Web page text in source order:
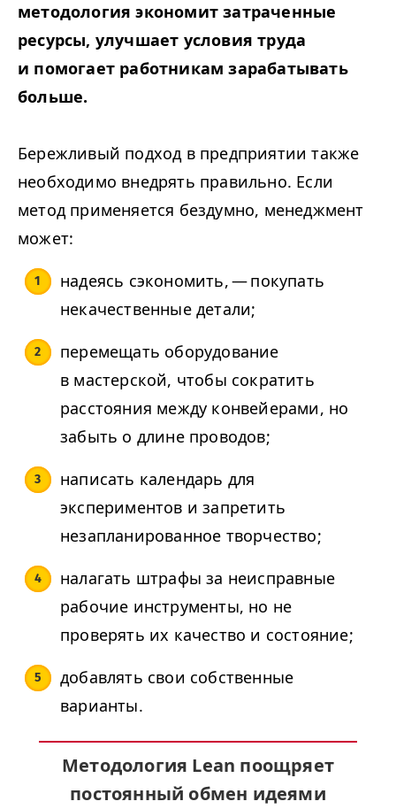
методология экономит затраченные
ресурсы, улучшает условия труда
и помогает работникам зарабатывать
больше.
Бережливый подход в предприятии также
необходимо внедрять правильно. Если
метод применяется бездумно, менеджмент
может:
надеясь сэкономить, — покупать
некачественные детали;
перемещать оборудование
в мастерской, чтобы сократить
расстояния между конвейерами, но
забыть о длине проводов;
написать календарь для
экспериментов и запретить
незапланированное творчество;
налагать штрафы за неисправные
рабочие инструменты, но не
проверять их качество и состояние;
добавлять свои собственные
варианты.
Методология Lean поощряет
постоянный обмен идеями